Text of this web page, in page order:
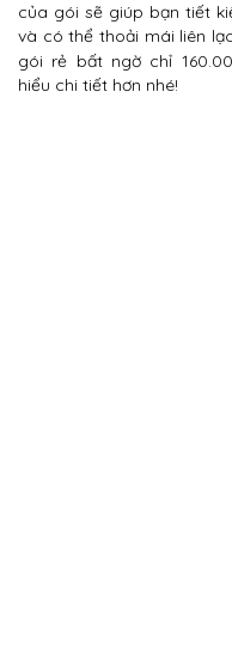
của gói sẽ giúp bạn tiết
và có thể thoải mái liên
gói rẻ bất ngờ chỉ
hiểu chi tiết hơn nhé!